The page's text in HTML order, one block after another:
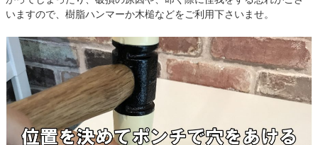
いますので、樹脂ハンマーか木槌などをご利用下さいませ。